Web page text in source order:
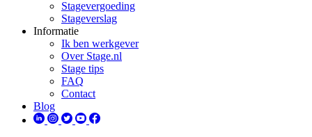
Stagevergoeding
Stageverslag
Informatie
Ik ben werkgever
Over Stage.nl
Stage tips
FAQ
Contact
Blog